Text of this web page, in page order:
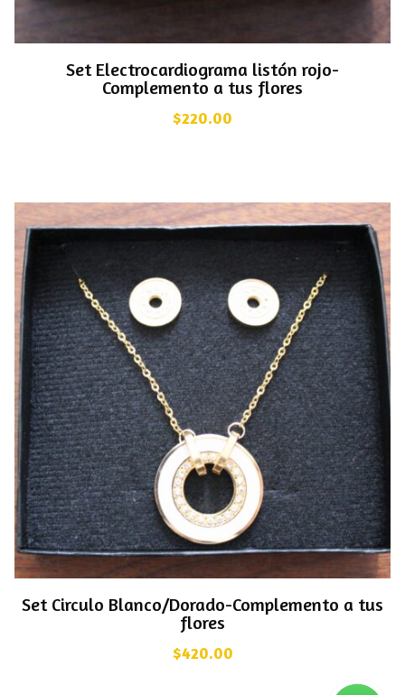
Set Electrocardiograma listón rojo-
Complemento a tus flores
$220.00
Set Circulo Blanco/Dorado-Complemento a tus
flores
$420.00